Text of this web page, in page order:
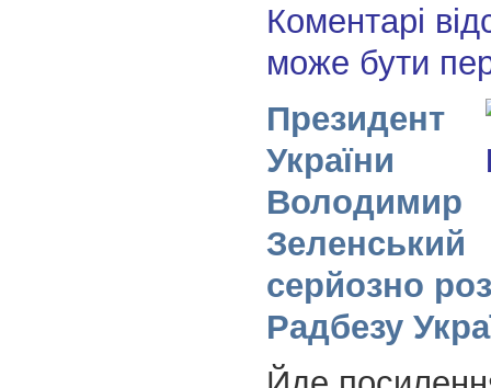
Коментарі
може бути
Президент
України
Володимир
Зеленський
серйозно
Радбезу